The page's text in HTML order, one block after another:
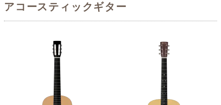
アコースティックギター